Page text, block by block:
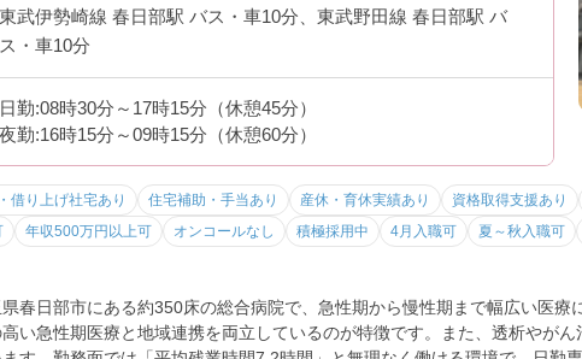
東武伊勢崎線 春日部駅 バス・車10分、東武野田線 春日部駅 バ
ス・車10分
日勤:08時30分～17時15分（休憩45分）
夜勤:16時15分～09時15分（休憩60分）
借り上げ社宅あり 住宅補助・手当あり 産休・育休実績あり 資格取得支援あり
年収500万円以上可 オンコールなし 積極採用中 4月入職可 夏～秋入職可
春日部市にある約350床の総合病院で、急性期から慢性期まで幅広い医
い急性期医療と地域連携を両立しているのが特徴です。また、透析やが